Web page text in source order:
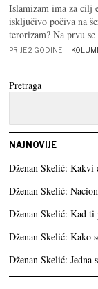
Islamizam ima za cilj
isključivo počiva na
terorizam? Na prvu
PRIJE 2 GODINE
Pretraga
NAJNOVIJE
Dženan Skelić:
Dženan Skelić:
Dženan Skelić: Kad ti
Dženan Skelić: Kako
Dženan Skelić: Jedna